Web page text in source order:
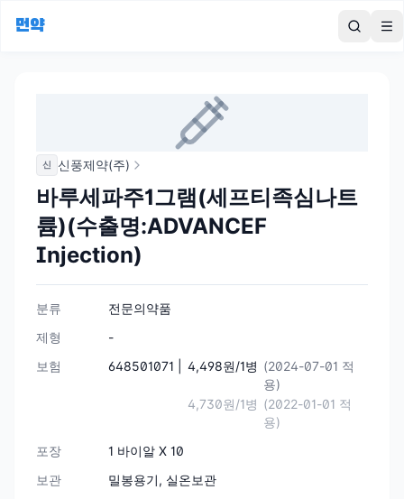
먼약
신 신풍제약(주)
바루세파주1그램(세프티족심나트
륨)(수출명:ADVANCEF
Injection)
분류
전문의약품
제형
-
보험
648501071 | 4,498원/1병 (2024-07-01 적
용)
4,730원/1병 (2022-01-01 적
용)
포장
1 바이알 X 10
보관
밀봉용기, 실온보관